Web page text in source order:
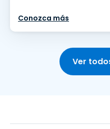
Conozca más
Ver